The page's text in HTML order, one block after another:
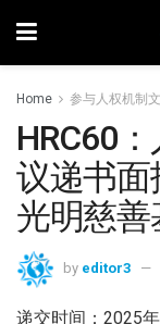
Home 参与人权机制
HRC60
议递书
光明慈
by editor3
递交时间：2025